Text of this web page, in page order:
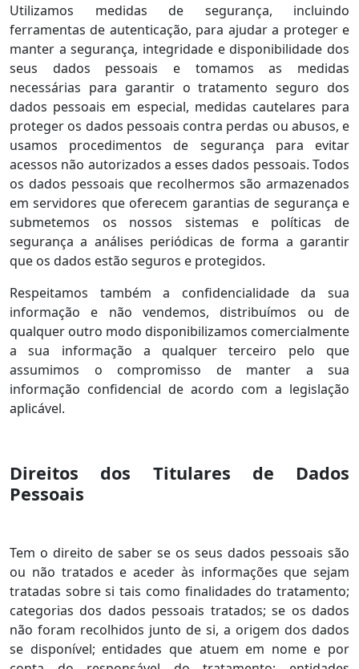
Utilizamos medidas de segurança, incluindo
ferramentas de autenticação, para ajudar a proteger e
manter a segurança, integridade e disponibilidade dos
seus dados pessoais e tomamos as medidas
necessárias para garantir o tratamento seguro dos
dados pessoais em especial, medidas cautelares para
proteger os dados pessoais contra perdas ou abusos, e
usamos procedimentos de segurança para evitar
acessos não autorizados a esses dados pessoais. Todos
os dados pessoais que recolhermos são armazenados
em servidores que oferecem garantias de segurança e
submetemos os nossos sistemas e políticas de
segurança a análises periódicas de forma a garantir
que os dados estão seguros e protegidos.
Respeitamos também a confidencialidade da sua
informação e não vendemos, distribuímos ou de
qualquer outro modo disponibilizamos comercialmente
a sua informação a qualquer terceiro pelo que
assumimos o compromisso de manter a sua
informação confidencial de acordo com a legislação
aplicável.
Direitos dos Titulares de Dados
Pessoais
Tem o direito de saber se os seus dados pessoais são
ou não tratados e aceder às informações que sejam
tratadas sobre si tais como finalidades do tratamento;
categorias dos dados pessoais tratados; se os dados
não foram recolhidos junto de si, a origem dos dados
se disponível; entidades que atuem em nome e por